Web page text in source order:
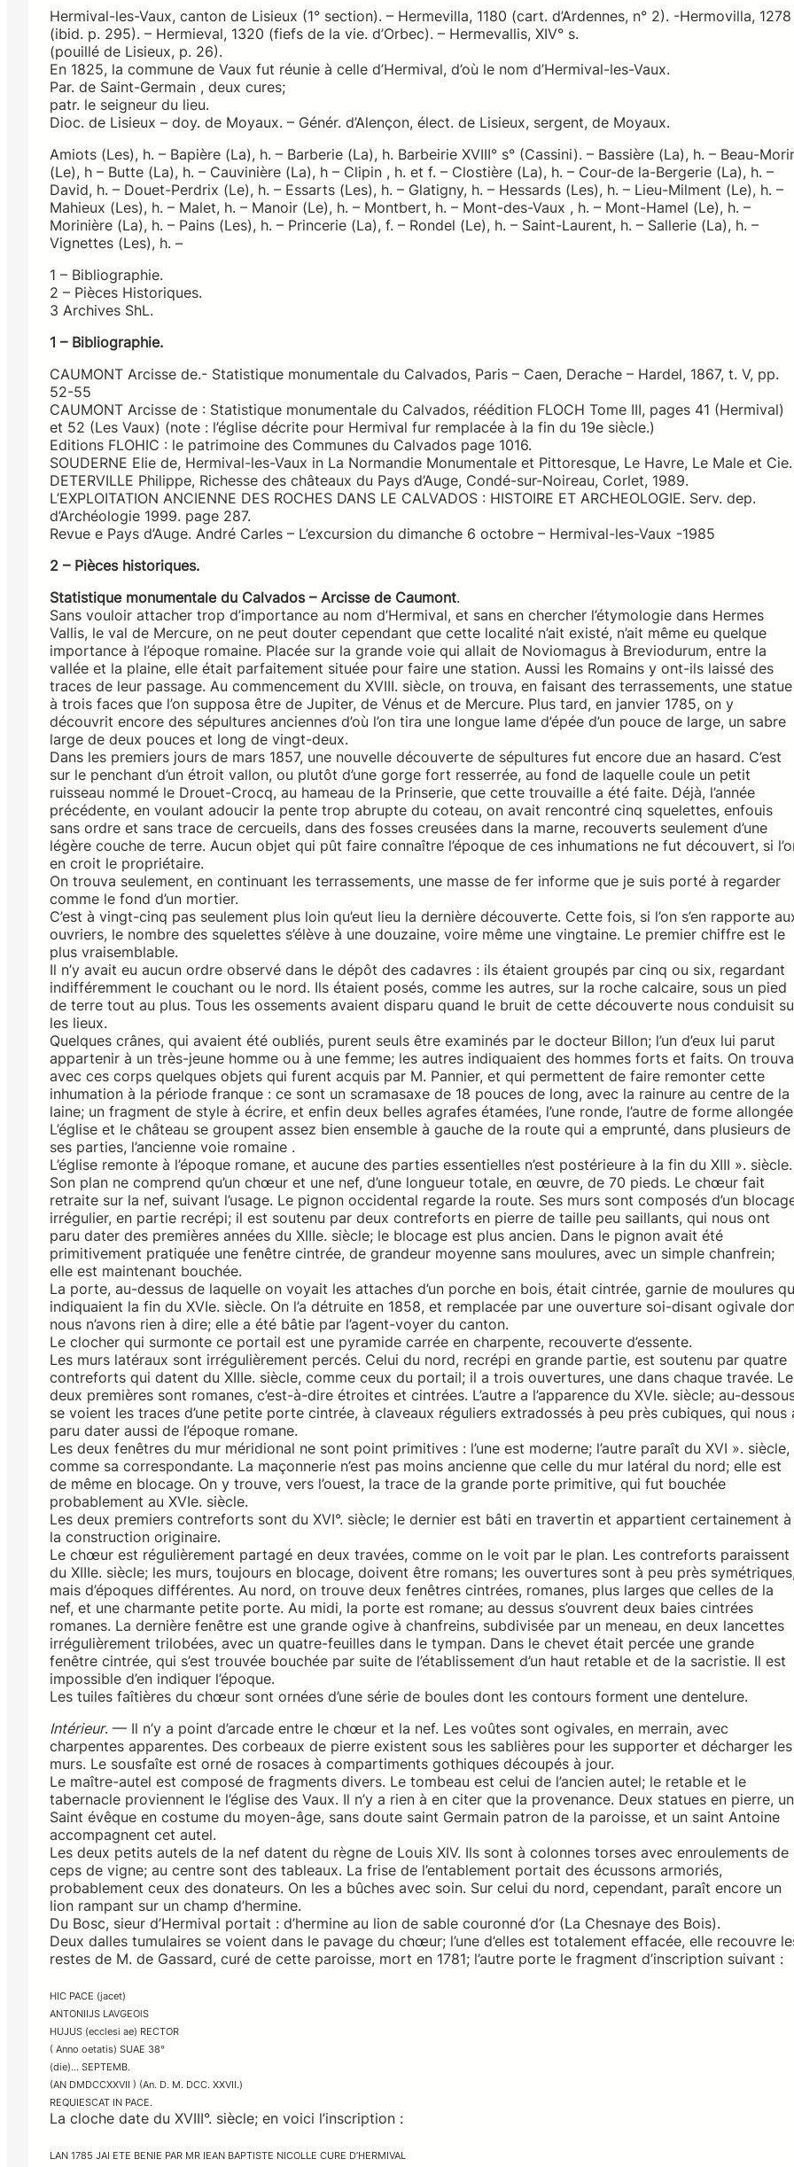
Hermival-les-Vaux, canton de Lisieux (1° section). – Hermevilla, 1180 (cart. d’Ardennes, n° 2). -Hermovilla, 1278
(ibid. p. 295). – Hermieval, 1320 (fiefs de la vie. d’Orbec). – Hermevallis, XIV° s.
(pouillé de Lisieux, p. 26).
En 1825, la commune de Vaux fut réunie à celle d’Hermival, d’où le nom d’Hermival-les-Vaux.
Par. de Saint-Germain , deux cures;
patr. le seigneur du lieu.
Dioc. de Lisieux – doy. de Moyaux. – Génér. d’Alençon, élect. de Lisieux, sergent, de Moyaux.
Amiots (Les), h. – Bapière (La), h. – Barberie (La), h. Barbeirie XVIII° s° (Cassini). – Bassière (La), h. – Beau-
(Le), h – Butte (La), h. – Cauvinière (La), h – Clipin , h. et f. – Clostière (La), h. – Cour-de la-Bergerie (La), h. –
David, h. – Douet-Perdrix (Le), h. – Essarts (Les), h. – Glatigny, h. – Hessards (Les), h. – Lieu-Milment (Le), h. –
Mahieux (Les), h. – Malet, h. – Manoir (Le), h. – Montbert, h. – Mont-des-Vaux , h. – Mont-Hamel (Le), h. –
Morinière (La), h. – Pains (Les), h. – Princerie (La), f. – Rondel (Le), h. – Saint-Laurent, h. – Sallerie (La), h. –
Vignettes (Les), h. –
1 – Bibliographie.
2 – Pièces Historiques.
3 Archives ShL.
1 – Bibliographie.
CAUMONT Arcisse de.- Statistique monumentale du Calvados, Paris – Caen, Derache – Hardel, 1867, t. V, pp.
52-55
CAUMONT Arcisse de : Statistique monumentale du Calvados, réédition FLOCH Tome III, pages 41 (Hermival)
et 52 (Les Vaux) (note : l’église décrite pour Hermival fur remplacée à la fin du 19e siècle.)
Editions FLOHIC : le patrimoine des Communes du Calvados page 1016.
SOUDERNE Elie de, Hermival-les-Vaux in La Normandie Monumentale et Pittoresque, Le Havre, Le Male et Cie.
DETERVILLE Philippe, Richesse des châteaux du Pays d’Auge, Condé-sur-Noireau, Corlet, 1989.
L’EXPLOITATION ANCIENNE DES ROCHES DANS LE CALVADOS : HISTOIRE ET ARCHEOLOGIE. Serv. dep.
d’Archéologie 1999. page 287.
Revue e Pays d’Auge. André Carles – L’excursion du dimanche 6 octobre – Hermival-les-Vaux -1985
2 – Pièces historiques.
Statistique monumentale du Calvados – Arcisse de Caumont.
Sans vouloir attacher trop d’importance au nom d’Hermival, et sans en chercher l’étymologie dans Hermes
Vallis, le val de Mercure, on ne peut douter cependant que cette localité n’ait existé, n’ait même eu quelque
importance à l’époque romaine. Placée sur la grande voie qui allait de Noviomagus à Breviodurum, entre la
vallée et la plaine, elle était parfaitement située pour faire une station. Aussi les Romains y ont-ils laissé des
traces de leur passage. Au commencement du XVIII. siècle, on trouva, en faisant des terrassements, une statue
à trois faces que l’on supposa être de Jupiter, de Vénus et de Mercure. Plus tard, en janvier 1785, on y
découvrit encore des sépultures anciennes d’où l’on tira une longue lame d’épée d’un pouce de large, un sabre
large de deux pouces et long de vingt-deux.
Dans les premiers jours de mars 1857, une nouvelle découverte de sépultures fut encore due an hasard. C’est
sur le penchant d’un étroit vallon, ou plutôt d’une gorge fort resserrée, au fond de laquelle coule un petit
ruisseau nommé le Drouet-Crocq, au hameau de la Prinserie, que cette trouvaille a été faite. Déjà, l’année
précédente, en voulant adoucir la pente trop abrupte du coteau, on avait rencontré cinq squelettes, enfouis
sans ordre et sans trace de cercueils, dans des fosses creusées dans la marne, recouverts seulement d’une
légère couche de terre. Aucun objet qui pût faire connaître l’époque de ces inhumations ne fut découvert, si
en croit le propriétaire.
On trouva seulement, en continuant les terrassements, une masse de fer informe que je suis porté à regarder
comme le fond d’un mortier.
C’est à vingt-cinq pas seulement plus loin qu’eut lieu la dernière découverte. Cette fois, si l’on s’en rapporte
ouvriers, le nombre des squelettes s’élève à une douzaine, voire même une vingtaine. Le premier chiffre est le
plus vraisemblable.
Il n’y avait eu aucun ordre observé dans le dépôt des cadavres : ils étaient groupés par cinq ou six, regardant
indifféremment le couchant ou le nord. Ils étaient posés, comme les autres, sur la roche calcaire, sous un pied
de terre tout au plus. Tous les ossements avaient disparu quand le bruit de cette découverte nous conduisit
les lieux.
Quelques crânes, qui avaient été oubliés, purent seuls être examinés par le docteur Billon; l’un d’eux lui parut
appartenir à un très-jeune homme ou à une femme; les autres indiquaient des hommes forts et faits. On trouva
avec ces corps quelques objets qui furent acquis par M. Pannier, et qui permettent de faire remonter cette
inhumation à la période franque : ce sont un scramasaxe de 18 pouces de long, avec la rainure au centre de la
laine; un fragment de style à écrire, et enfin deux belles agrafes étamées, l’une ronde, l’autre de forme
L’église et le château se groupent assez bien ensemble à gauche de la route qui a emprunté, dans plusieurs de
ses parties, l’ancienne voie romaine .
L’église remonte à l’époque romane, et aucune des parties essentielles n’est postérieure à la fin du XIII ». siècle.
Son plan ne comprend qu’un chœur et une nef, d’une longueur totale, en œuvre, de 70 pieds. Le chœur fait
retraite sur la nef, suivant l’usage. Le pignon occidental regarde la route. Ses murs sont composés d’un
irrégulier, en partie recrépi; il est soutenu par deux contreforts en pierre de taille peu saillants, qui nous ont
paru dater des premières années du XIIIe. siècle; le blocage est plus ancien. Dans le pignon avait été
primitivement pratiquée une fenêtre cintrée, de grandeur moyenne sans moulures, avec un simple chanfrein;
elle est maintenant bouchée.
La porte, au-dessus de laquelle on voyait les attaches d’un porche en bois, était cintrée, garnie de moulures
indiquaient la fin du XVIe. siècle. On l’a détruite en 1858, et remplacée par une ouverture soi-disant ogivale
nous n’avons rien à dire; elle a été bâtie par l’agent-voyer du canton.
Le clocher qui surmonte ce portail est une pyramide carrée en charpente, recouverte d’essente.
Les murs latéraux sont irrégulièrement percés. Celui du nord, recrépi en grande partie, est soutenu par quatre
contreforts qui datent du XIIIe. siècle, comme ceux du portail; il a trois ouvertures, une dans chaque travée.
deux premières sont romanes, c’est-à-dire étroites et cintrées. L’autre a l’apparence du XVIe. siècle; au-
se voient les traces d’une petite porte cintrée, à claveaux réguliers extradossés à peu près cubiques, qui nous
paru dater aussi de l’époque romane.
Les deux fenêtres du mur méridional ne sont point primitives : l’une est moderne; l’autre paraît du XVI ». siècle,
comme sa correspondante. La maçonnerie n’est pas moins ancienne que celle du mur latéral du nord; elle est
de même en blocage. On y trouve, vers l’ouest, la trace de la grande porte primitive, qui fut bouchée
probablement au XVIe. siècle.
Les deux premiers contreforts sont du XVI°. siècle; le dernier est bâti en travertin et appartient certainement à
la construction originaire.
Le chœur est régulièrement partagé en deux travées, comme on le voit par le plan. Les contreforts paraissent
du XIIIe. siècle; les murs, toujours en blocage, doivent être romans; les ouvertures sont à peu près
mais d’époques différentes. Au nord, on trouve deux fenêtres cintrées, romanes, plus larges que celles de la
nef, et une charmante petite porte. Au midi, la porte est romane; au dessus s’ouvrent deux baies cintrées
romanes. La dernière fenêtre est une grande ogive à chanfreins, subdivisée par un meneau, en deux lancettes
irrégulièrement trilobées, avec un quatre-feuilles dans le tympan. Dans le chevet était percée une grande
fenêtre cintrée, qui s’est trouvée bouchée par suite de l’établissement d’un haut retable et de la sacristie. Il est
impossible d’en indiquer l’époque.
Les tuiles faîtières du chœur sont ornées d’une série de boules dont les contours forment une dentelure.
Intérieur. — Il n’y a point d’arcade entre le chœur et la nef. Les voûtes sont ogivales, en merrain, avec
charpentes apparentes. Des corbeaux de pierre existent sous les sablières pour les supporter et décharger les
murs. Le sousfaîte est orné de rosaces à compartiments gothiques découpés à jour.
Le maître-autel est composé de fragments divers. Le tombeau est celui de l’ancien autel; le retable et le
tabernacle proviennent le l’église des Vaux. Il n’y a rien à en citer que la provenance. Deux statues en pierre,
Saint évêque en costume du moyen-âge, sans doute saint Germain patron de la paroisse, et un saint Antoine
accompagnent cet autel.
Les deux petits autels de la nef datent du règne de Louis XIV. Ils sont à colonnes torses avec enroulements de
ceps de vigne; au centre sont des tableaux. La frise de l’entablement portait des écussons armoriés,
probablement ceux des donateurs. On les a bûches avec soin. Sur celui du nord, cependant, paraît encore un
lion rampant sur un champ d’hermine.
Du Bosc, sieur d’Hermival portait : d’hermine au lion de sable couronné d’or (La Chesnaye des Bois).
Deux dalles tumulaires se voient dans le pavage du chœur; l’une d’elles est totalement effacée, elle recouvre
restes de M. de Gassard, curé de cette paroisse, mort en 1781; l’autre porte le fragment d’inscription suivant :
HIC PACE (jacet)
ANTONIIJS LAVGEOlS
HUJUS (ecclesi ae) RECTOR
( Anno oetatis) SUAE 38°
(die)… SEPTEMB.
(AN DMDCCXXVII ) (An. D. M. DCC. XXVII.)
REQUIESCAT IN PACE.
La cloche date du XVIII°. siècle; en voici l’inscription :
LAN 1785 JAI ETE BENIE PAR MR IEAN BAPTISTE NICOLLE CURE D’HERMIVAL